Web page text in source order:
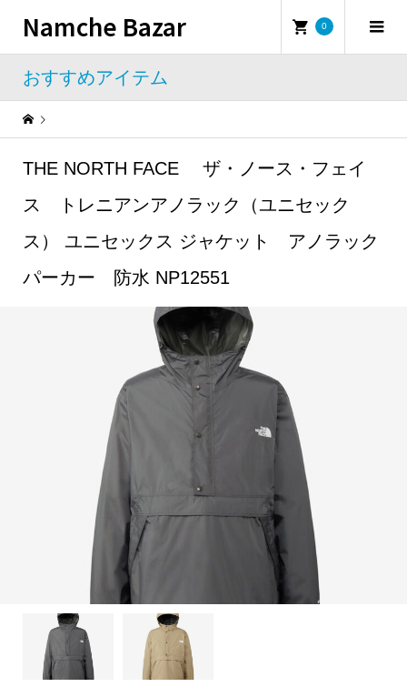
Namche Bazar 0
おすすめアイテム
THE NORTH FACE ザ・ノース・フェイ
ス トレニアンアノラック（ユニセック
ス） ユニセックス ジャケット アノラック
パーカー 防水 NP12551